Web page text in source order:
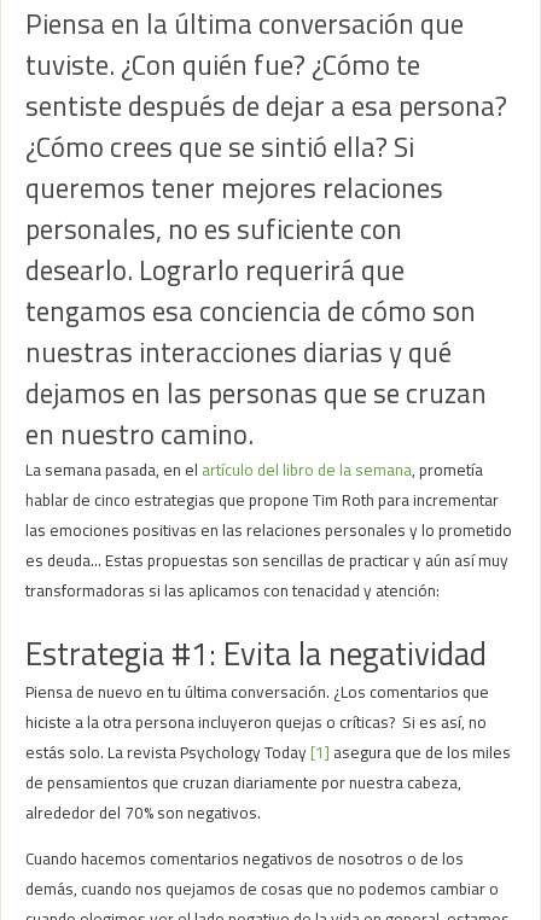
Piensa en la última conversación que
tuviste. ¿Con quién fue? ¿Cómo te
sentiste después de dejar a esa persona?
¿Cómo crees que se sintió ella? Si
queremos tener mejores relaciones
personales, no es suficiente con
desearlo. Lograrlo requerirá que
tengamos esa conciencia de cómo son
nuestras interacciones diarias y qué
dejamos en las personas que se cruzan
en nuestro camino.
La semana pasada, en el artículo del libro de la semana, prometía
hablar de cinco estrategias que propone Tim Roth para incrementar
las emociones positivas en las relaciones personales y lo prometido
es deuda… Estas propuestas son sencillas de practicar y aún así muy
transformadoras si las aplicamos con tenacidad y atención:
Estrategia #1: Evita la negatividad
Piensa de nuevo en tu última conversación. ¿Los comentarios que
hiciste a la otra persona incluyeron quejas o críticas? Si es así, no
estás solo. La revista Psychology Today [1] asegura que de los miles
de pensamientos que cruzan diariamente por nuestra cabeza,
alrededor del 70% son negativos.
Cuando hacemos comentarios negativos de nosotros o de los
demás, cuando nos quejamos de cosas que no podemos cambiar o